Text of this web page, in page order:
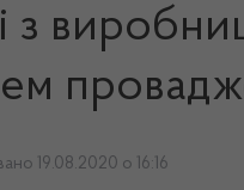
19.08.2020 о 16:16